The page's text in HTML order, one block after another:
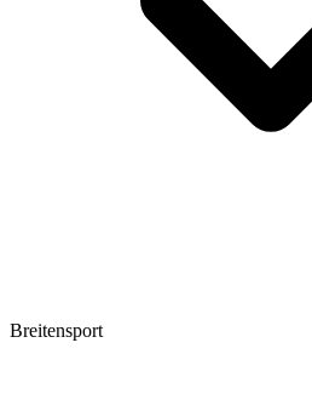
Breitensport